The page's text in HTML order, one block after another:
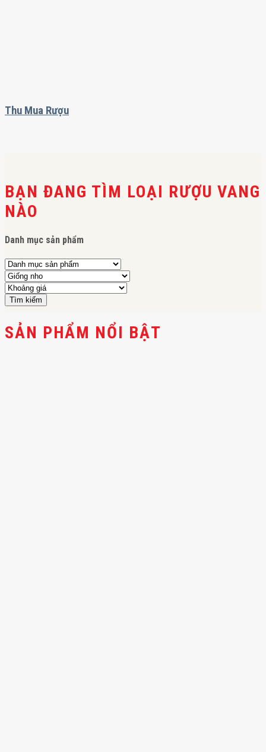
Thu Mua Rượu
BẠN ĐANG TÌM LOẠI RƯỢU VANG
NÀO
Danh mục sản phẩm
Tìm kiếm
SẢN PHẨM NỔI BẬT